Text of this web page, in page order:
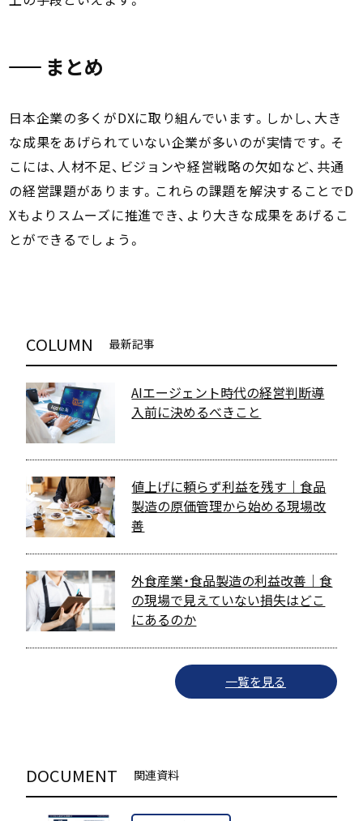
まとめ
日本企業の多くがDXに取り組んでいます。しかし、大き
な成果をあげられていない企業が多いのが実情です。そ
こには、人材不足、ビジョンや経営戦略の欠如など、共通
の経営課題があります。これらの課題を解決することでD
Xもよりスムーズに推進でき、より大きな成果をあげるこ
とができるでしょう。
COLUMN 最新記事
AIエージェント時代の経営判断――導
入前に決めるべきこと
値上げに頼らず利益を残す｜食品
製造の原価管理から始める現場改
善
外食産業・食品製造の利益改善｜食
の現場で見えていない損失はどこ
にあるのか
一覧を見る
DOCUMENT 関連資料